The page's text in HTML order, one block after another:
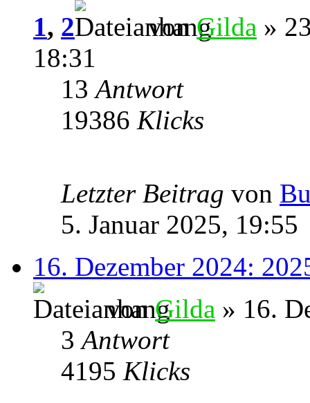
1, 2 vonGilda »
18:31
13Antwort
19386 Klicks
Letzter Beitrag von
5. Januar 2025, 19:55
16. Dezember 2024:
vonGilda » 16.
3Antwort
4195 Klicks